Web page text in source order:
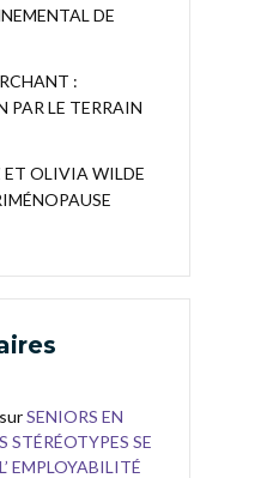
DE
:
PAR LE TERRAIN
ET OLIVIA WILDE
surSENIORS EN
STÉRÉOTYPES SE
EMPLOYABILITÉ